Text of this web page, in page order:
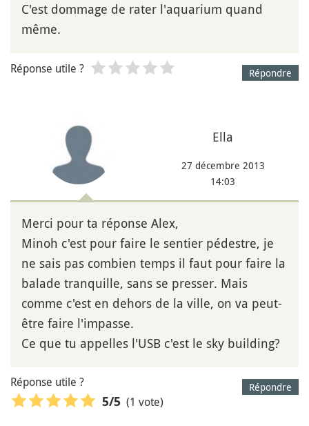
C'est dommage de rater l'aquarium quand
même.
Répondre
Réponse utile ?
Ella
27 décembre 2013
14:03
Merci pour ta réponse Alex,
Minoh c'est pour faire le sentier pédestre, je
ne sais pas combien temps il faut pour faire la
balade tranquille, sans se presser. Mais
comme c'est en dehors de la ville, on va peut-
être faire l'impasse.
Ce que tu appelles l'USB c'est le sky building?
Répondre
Réponse utile ?
5/5 (1 vote)